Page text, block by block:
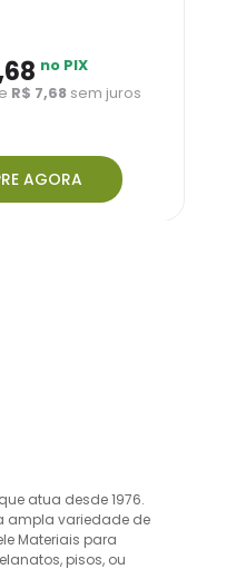
,68 no PIX
R$ 7,68 sem juros
AGORA
atua desde 1976.
ampla variedade de
Materiais para
pisos, ou